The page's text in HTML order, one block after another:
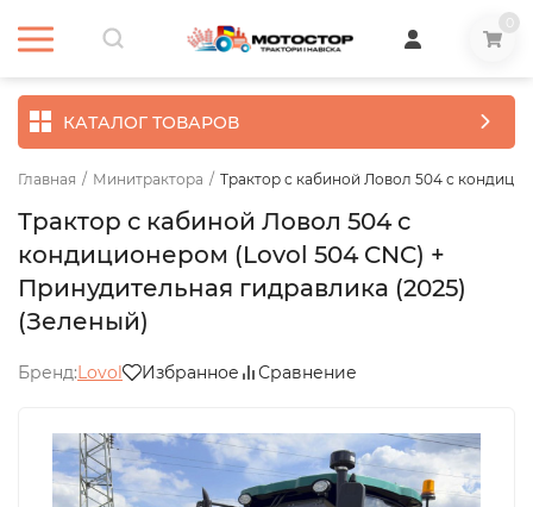
КАТАЛОГ ТОВАРОВ
Главная / Минитрактора / Трактор с кабиной Ловол 504 с
Трактор с кабиной Ловол 504 с
кондиционером (Lovol 504 CNC) +
Принудительная гидравлика (2025)
(Зеленый)
Бренд:Lovol Избранное Сравнение